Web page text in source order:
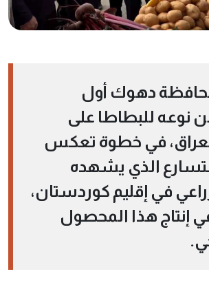
دهوك أول
نوعه للبطاطا على
في خطوة تعكس
الذي يشهده
في إقليم كوردستان،
إنتاج هذا المحصول